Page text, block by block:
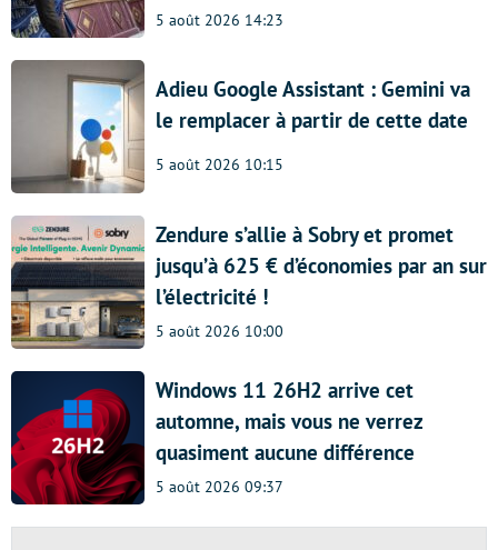
5 août 2026 14:23
Adieu Google Assistant : Gemini va
le remplacer à partir de cette date
5 août 2026 10:15
Zendure s’allie à Sobry et promet
jusqu’à 625 € d’économies par an sur
l’électricité !
5 août 2026 10:00
Windows 11 26H2 arrive cet
automne, mais vous ne verrez
quasiment aucune différence
5 août 2026 09:37